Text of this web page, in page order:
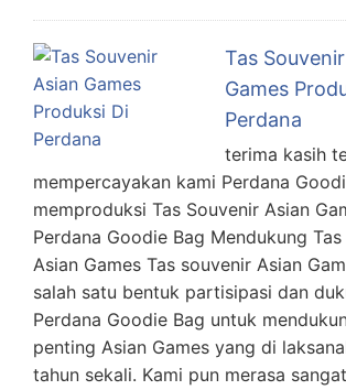
Tas
Games
Perdana
terima kasih
mempercayakan kami Perdana
memproduksi Tas Souvenir Asian
Perdana Goodie Bag Mendukung
Asian Games Tas souvenir Asian
salah satu bentuk partisipasi dan
Perdana Goodie Bag untuk
penting Asian Games yang di
tahun sekali. Kami pun merasa